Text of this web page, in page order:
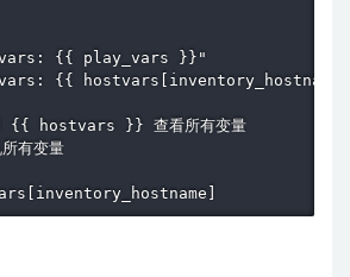
{{ play_vars }}"
{{
{{ hostvars }} 查看所有变量
有变量